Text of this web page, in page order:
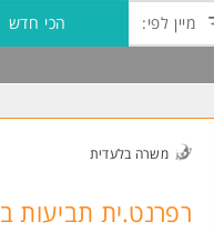
מיין לפי: הכי חדש
משרה בלעדית
רפרנט.ית תביעות